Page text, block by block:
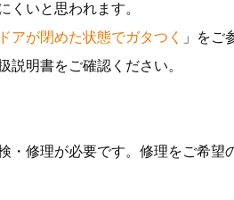
くいと思われます。
アが閉めた状態でガタつく
」をご
説明書をご確認ください。
・修理が必要です。修理をご希望